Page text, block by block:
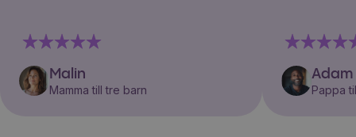
Malin
Mamma till tre barn
Adam
Pappa